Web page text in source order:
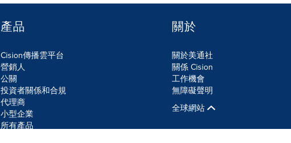
產品
Cision傳播雲平台
營銷人
公關
投資者關係和合規
代理商
小型企業
所有產品
關於
關於美通社
關係 Cision
工作機會
無障礙聲明
全球網站